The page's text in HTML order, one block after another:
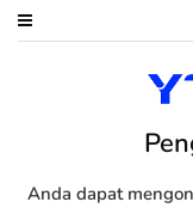
Anda dapat